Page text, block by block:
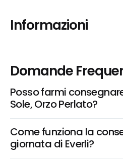
Informazioni
Domande
Posso farmi
Sole, Orzo Perlato?
Come funziona la
giornata di Everli?